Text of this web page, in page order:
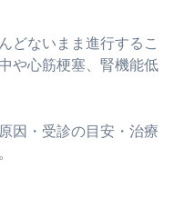
どないまま進行するこ
や心筋梗塞、腎機能低
因・受診の目安・治療